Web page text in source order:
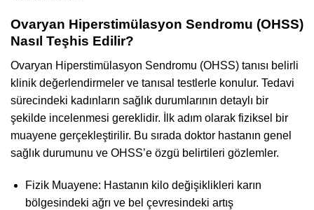
Ovaryan Hiperstimülasyon Sendromu (OHSS)
Nasıl Teşhis Edilir?
Ovaryan Hiperstimülasyon Sendromu (OHSS) tanısı belirli
klinik değerlendirmeler ve tanısal testlerle konulur. Tedavi
sürecindeki kadınların sağlık durumlarının detaylı bir
şekilde incelenmesi gereklidir. İlk adım olarak fiziksel bir
muayene gerçekleştirilir. Bu sırada doktor hastanın genel
sağlık durumunu ve OHSS’e özgü belirtileri gözlemler.
Fizik Muayene: Hastanın kilo değişiklikleri karın
bölgesindeki ağrı ve bel çevresindeki artış